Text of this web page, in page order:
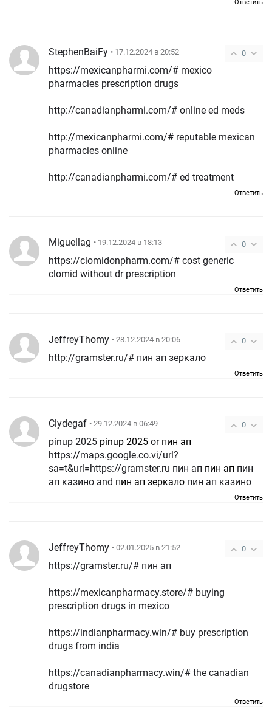
Ответить
0
StephenBaiFy • 17.12.2024 в 20:52
https://mexicanpharmi.com/# mexico
pharmacies prescription drugs
http://canadianpharmi.com/# online ed meds
http://mexicanpharmi.com/# reputable mexican
pharmacies online
http://canadianpharmi.com/# ed treatment
Ответить
0
Miguellag • 19.12.2024 в 18:13
https://clomidonpharm.com/# cost generic
clomid without dr prescription
Ответить
0
JeffreyThomy • 28.12.2024 в 20:06
http://gramster.ru/# пин ап зеркало
Ответить
0
Clydegaf • 29.12.2024 в 06:49
pinup 2025 pinup 2025 or пин ап
https://maps.google.co.vi/url?
sa=t&url=https://gramster.ru пин ап пин ап пин
ап казино and пин ап зеркало пин ап казино
Ответить
0
JeffreyThomy • 02.01.2025 в 21:52
https://gramster.ru/# пин ап
https://mexicanpharmacy.store/# buying
prescription drugs in mexico
https://indianpharmacy.win/# buy prescription
drugs from india
https://canadianpharmacy.win/# the canadian
drugstore
Ответить